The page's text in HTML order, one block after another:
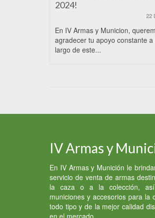
2024!
22
En IV Armas y Municion,
agradecer tu apoyo constante a
largo de este...
IV Armas y
En IV Armas y Munición le
servicio de venta de armas
la caza o a la colección,
municiones y accesorios para la
todo tipo y de la mejor calidad
en el mercado.